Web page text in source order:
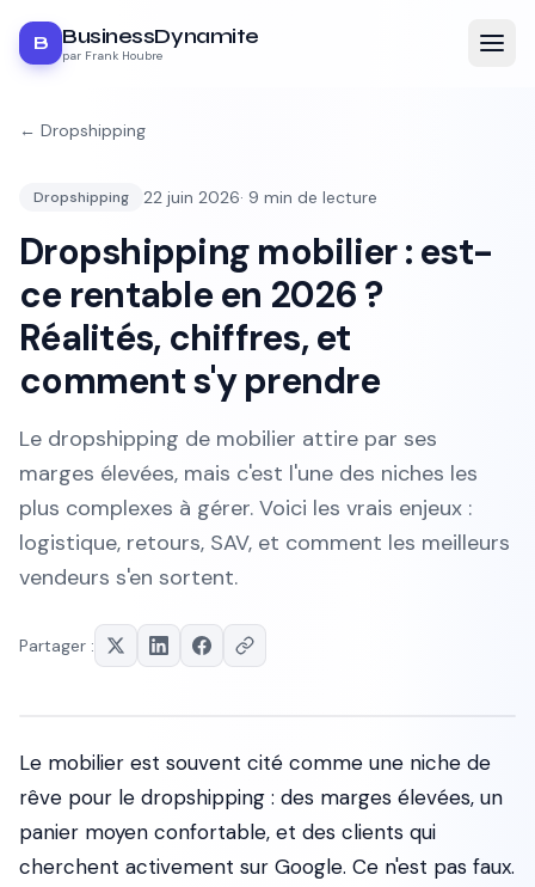
B BusinessDynamite
par Frank Houbre
← Dropshipping
Dropshipping 22 juin 2026· 9 min de lecture
Dropshipping mobilier : est-
ce rentable en 2026 ?
Réalités, chiffres, et
comment s'y prendre
Le dropshipping de mobilier attire par ses
marges élevées, mais c'est l'une des niches les
plus complexes à gérer. Voici les vrais enjeux :
logistique, retours, SAV, et comment les meilleurs
vendeurs s'en sortent.
Partager :
Le mobilier est souvent cité comme une niche de
rêve pour le dropshipping : des marges élevées, un
panier moyen confortable, et des clients qui
cherchent activement sur Google. Ce n'est pas faux.